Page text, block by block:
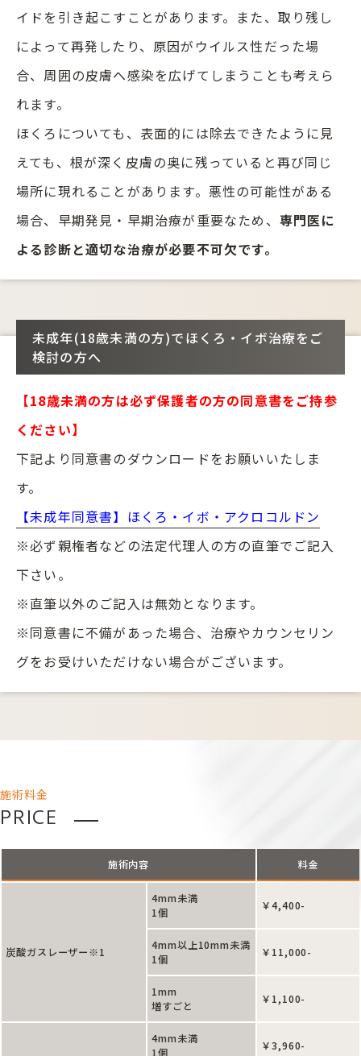
イドを引き起こすことがあります。また、取り残し
によって再発したり、原因がウイルス性だった場
合、周囲の皮膚へ感染を広げてしまうことも考えら
れます。
ほくろについても、表面的には除去できたように見
えても、根が深く皮膚の奥に残っていると再び同じ
場所に現れることがあります。悪性の可能性がある
場合、早期発見・早期治療が重要なため、 専門医に
よる診断と適切な治療が必要不可欠です。
未成年(18歳未満の方)でほくろ・イボ治療をご
検討の方へ
【18歳未満の方は必ず保護者の方の同意書をご持参
ください】
下記より同意書のダウンロードをお願いいたしま
す。
【未成年同意書】ほくろ・イボ・アクロコルドン
※必ず親権者などの法定代理人の方の直筆でご記入
下さい。
※直筆以外のご記入は無効となります。
※同意書に不備があった場合、治療やカウンセリン
グをお受けいただけない場合がございます。
施術料金
PRICE
施術内容 料金
炭酸ガスレーザー※1
4mm未満
1個
￥4,400-
4mm以上10mm未満
1個
￥11,000-
1mm
増すごと
￥1,100-
4mm未満
1個
￥3,960-